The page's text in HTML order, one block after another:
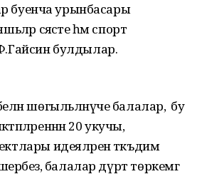
буенча урынбасары
сәясәте һәм спорт
булдылар.
шөгыльләнүче балалар, ә бу
20 укучы,
идеяләрен тәкъдим
балалар дүрт төркемгә